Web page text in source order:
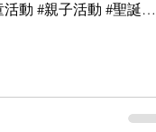
動 #親子活動 #聖誕活